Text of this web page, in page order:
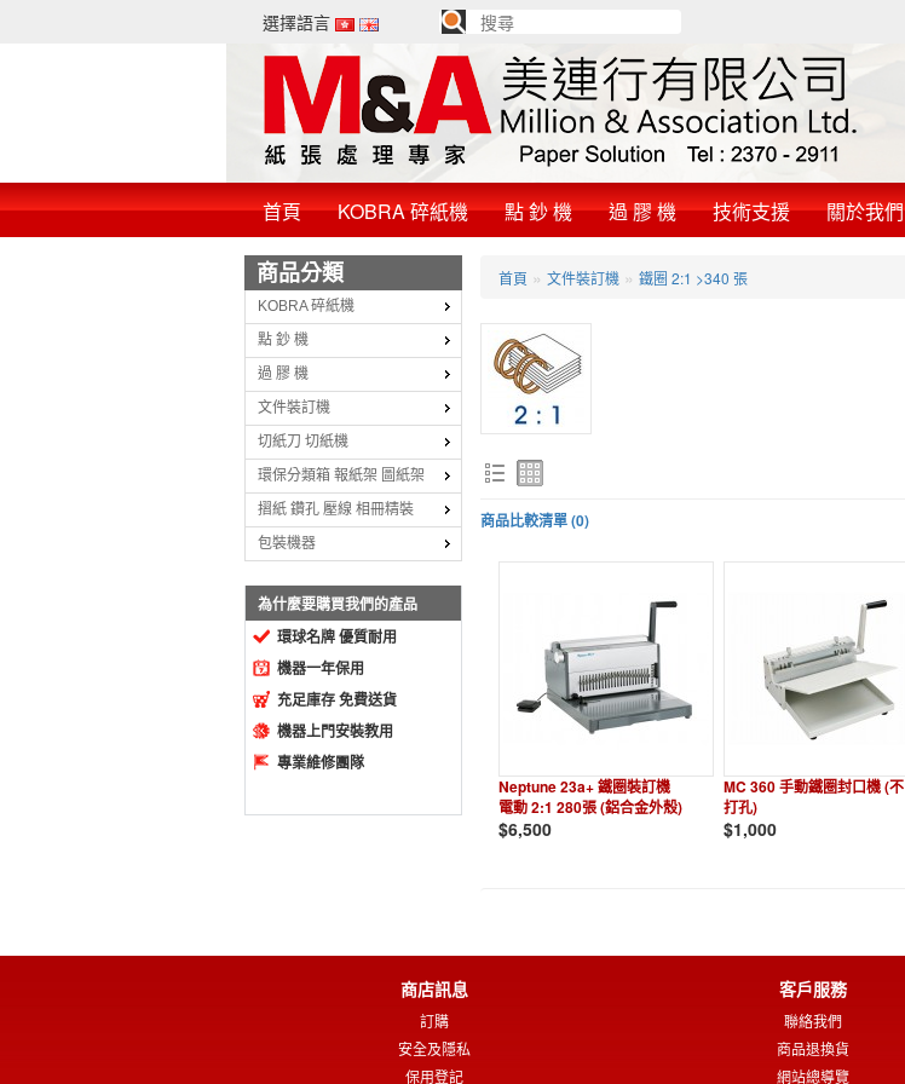
選擇語言
首頁 KOBRA 碎紙機 點 鈔 機 過 膠 機 技術支援 關於我們
商品分類
KOBRA 碎紙機
點 鈔 機
過 膠 機
文件裝訂機
切紙刀 切紙機
環保分類箱 報紙架 圖紙架
摺紙 鑽孔 壓線 相冊精裝
包裝機器
為什麼要購買我們的產品
環球名牌 優質耐用
機器一年保用
充足庫存 免費送貨
機器上門安裝教用
專業維修團隊
首頁 » 文件裝訂機 » 鐵圈 2:1 >340 張
商品比較清單 (0)
Neptune 23a+ 鐵圈裝訂機
電動 2:1 280張 (鋁合金外殼)
$6,500
MC 360 手動鐵圈封口機 (不
打孔)
$1,000
商店訊息
訂購
安全及隱私
保用登記
客戶服務
聯絡我們
商品退換貨
網站總導覽